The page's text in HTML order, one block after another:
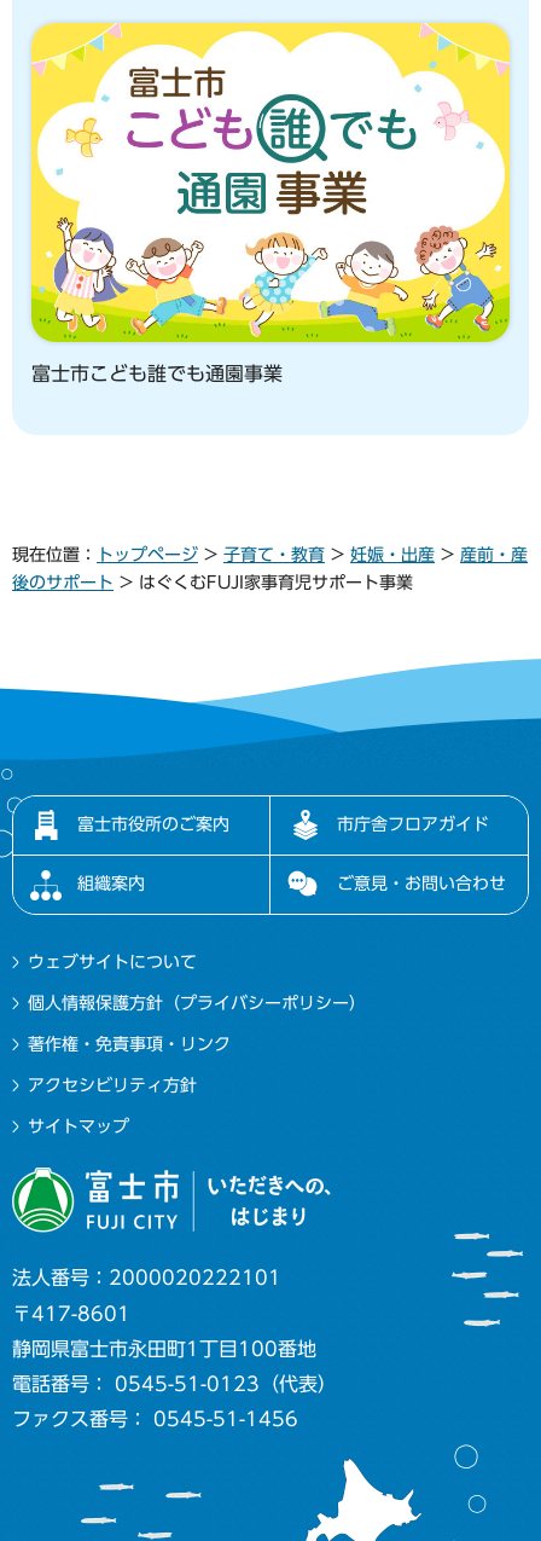
富士市こども誰でも通園事業
現在位置： トップページ > 子育て・教育 > 妊娠・出産 > 産前・産
後のサポート > はぐくむFUJI家事育児サポート事業
富士市役所のご案内 市庁舎フロアガイド
組織案内 ご意見・お問い合わせ
ウェブサイトについて
個人情報保護方針（プライバシーポリシー）
著作権・免責事項・リンク
アクセシビリティ方針
サイトマップ
法人番号：2000020222101
〒417-8601
静岡県富士市永田町1丁目100番地
電話番号： 0545-51-0123（代表）
ファクス番号： 0545-51-1456